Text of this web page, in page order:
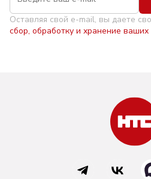
Оставляя свой e-mail, вы даете
сбор, обработку и хранение